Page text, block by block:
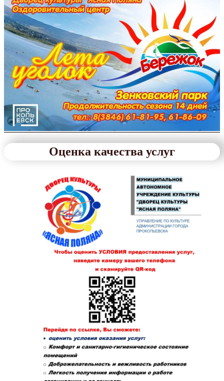
Оценка качества услуг